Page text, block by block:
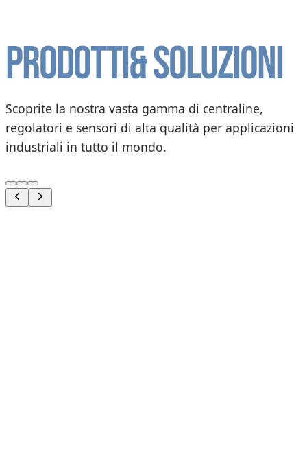
Prodotti& soluzioni
Scoprite la nostra vasta gamma di centraline,
regolatori e sensori di alta qualità per applicazioni
industriali in tutto il mondo.